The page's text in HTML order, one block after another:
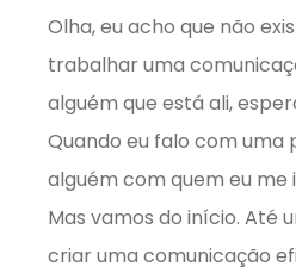
Olha, eu acho que não
trabalhar uma
alguém que está ali,
Quando eu falo com uma
alguém com quem eu me
Mas vamos do início. Até
criar uma comunicação